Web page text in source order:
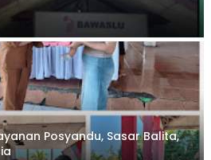
Posyandu, Sasar Balita,